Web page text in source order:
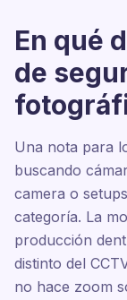
En qué
de
Una nota para
buscando
camera o
categoría. La
producción
distinto del
no hace zoom